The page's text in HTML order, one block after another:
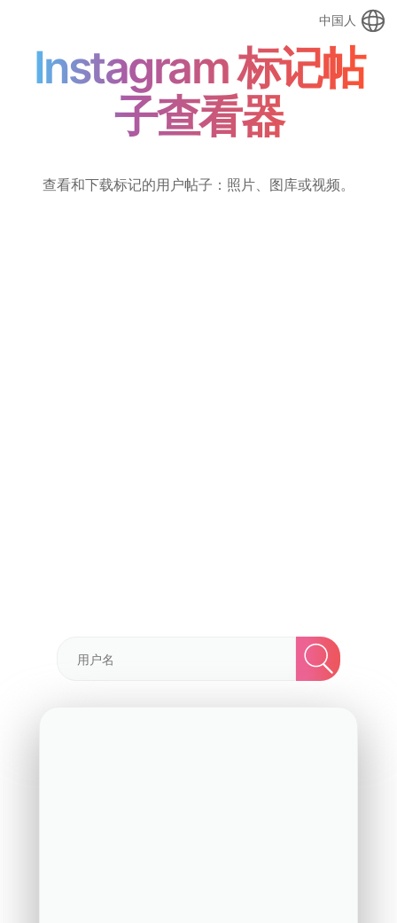
中国人
Instagram 标记帖
子查看器
查看和下载标记的用户帖子：照片、图库或视频。